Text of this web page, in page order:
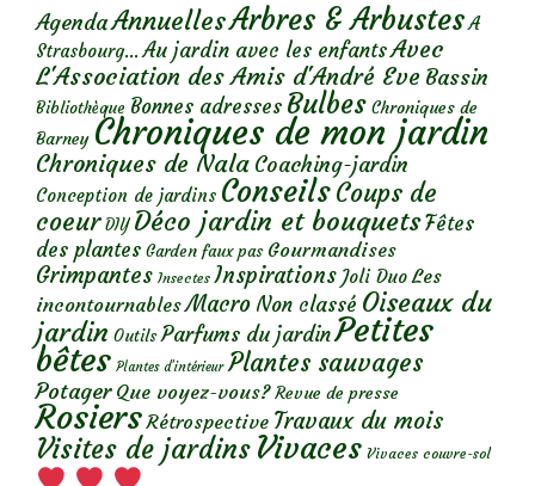
AgendaAnnuellesArbres & Arbustes A
Strasbourg... Au jardin avec les enfantsAvec
L'Association des Amis d'André Eve Bassin
Bibliothèque Bonnes adresses Bulbes Chroniques de
Barney Chroniques de mon jardin
Chroniques de Nala Coaching-jardin
Conception de jardins ConseilsCoups de
coeur DIY Déco jardin et bouquetsFêtes
des plantes Garden faux pas Gourmandises
Grimpantes Insectes Inspirations Joli Duo Les
incontournables Macro Non classé Oiseaux du
jardin Outils Parfums du jardinPetites
bêtes Plantes d’intérieur Plantes sauvages
Potager Que voyez-vous? Revue de presse
Rosiers Rétrospective Travaux du mois
Visites de jardins Vivaces Vivaces couvre-sol